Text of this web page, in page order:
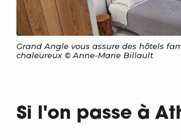
Grand Angle vous assure des hôtels
chaleureux © Anne-Marie Billault
Si l'on passe à